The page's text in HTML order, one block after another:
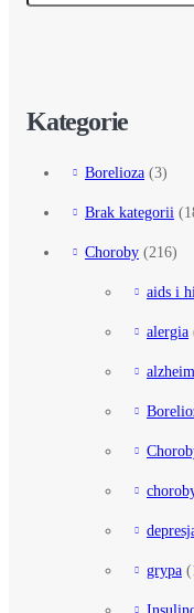
Kategorie
Borelioza (3)
Brak kategorii
Choroby (216)
aids i
alergia
grypa